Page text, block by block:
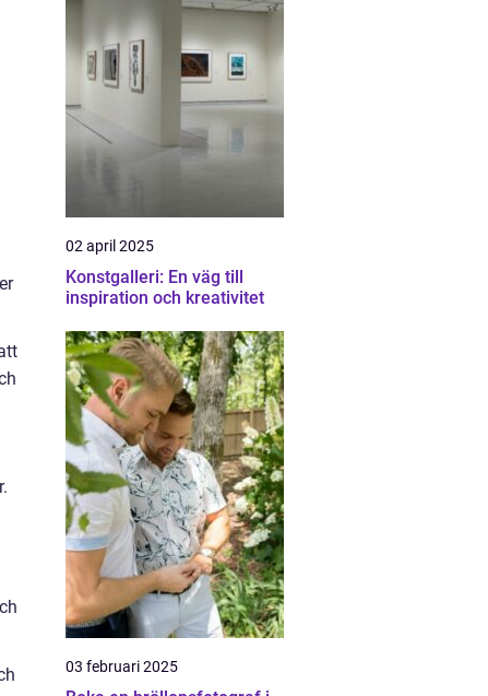
02 april 2025
Konstgalleri: En väg till
inspiration och kreativitet
03 februari 2025